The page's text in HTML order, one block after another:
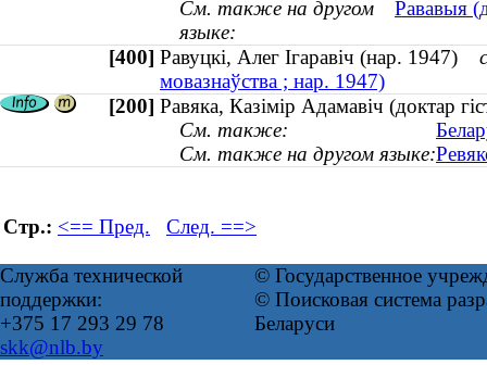
См. также на другом
языке:
Рававыя
[400] Равуцкі, Алег Ігаравіч (нар. 1947)
мовазнаўства ; нар. 1947)
[200] Равяка, Казімір Адамавіч (доктар
См. также:
См. также на другом языке:
Стр.: <== Пред. След. ==>
Служба технической
поддержки:
+375 17 293 29 78
skk@nlb.by
© Государственное
© Поисковая система
Беларуси